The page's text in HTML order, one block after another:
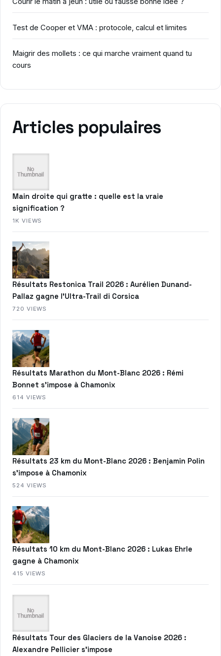
Test de Cooper et VMA : protocole, calcul et limites
Maigrir des mollets : ce qui marche vraiment quand tu
cours
Articles populaires
Main droite qui gratte : quelle est la vraie
signification ?
1K VIEWS
Résultats Restonica Trail 2026 : Aurélien Dunand-
Pallaz gagne l’Ultra-Trail di Corsica
720 VIEWS
Résultats Marathon du Mont-Blanc 2026 : Rémi
Bonnet s’impose à Chamonix
614 VIEWS
Résultats 23 km du Mont-Blanc 2026 : Benjamin Polin
s’impose à Chamonix
524 VIEWS
Résultats 10 km du Mont-Blanc 2026 : Lukas Ehrle
gagne à Chamonix
415 VIEWS
Résultats Tour des Glaciers de la Vanoise 2026 :
Alexandre Pellicier s’impose